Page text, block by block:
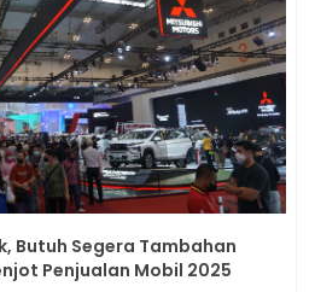
Butuh Segera Tambahan
Penjualan Mobil 2025